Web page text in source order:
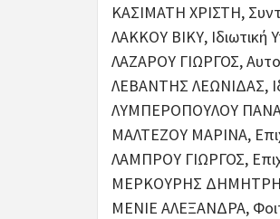
ΚΑΣΙΜΑΤΗ ΧΡΙΣΤΗ,
ΛΑΚΚΟΥ ΒΙΚΥ, Ιδιωτική
ΛΑΖΑΡΟΥ ΓΙΩΡΓΟΣ,
ΛΕΒΑΝΤΗΣ ΛΕΩΝΙΔΑΣ,
ΛΥΜΠΕΡΟΠΟΥΛΟΥ
ΜΑΛΤΕΖΟΥ ΜΑΡΙΝΑ,
ΛΑΜΠΡΟΥ ΓΙΩΡΓΟΣ,
ΜΕΡΚΟΥΡΗΣ
ΜΕΝΙΕ ΑΛΕΞΑΝΔΡΑ,